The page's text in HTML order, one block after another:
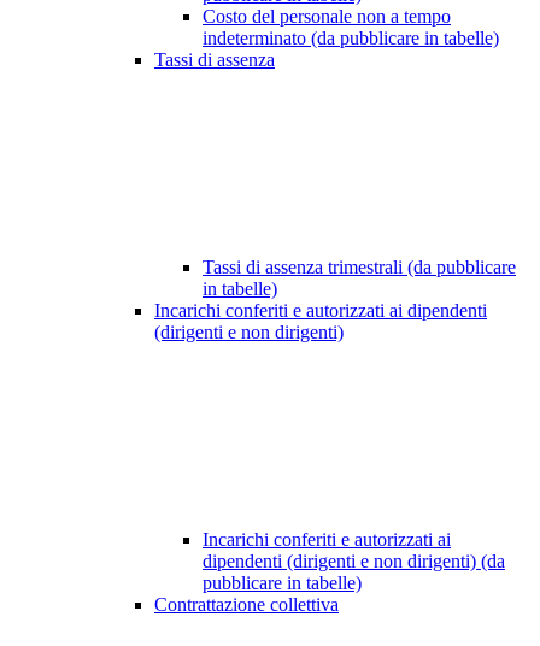
Costo del personale non a tempo
indeterminato (da pubblicare in tabelle)
Tassi di assenza
Tassi di assenza trimestrali (da pubblicare
in tabelle)
Incarichi conferiti e autorizzati ai dipendenti
(dirigenti e non dirigenti)
Incarichi conferiti e autorizzati ai
dipendenti (dirigenti e non dirigenti) (da
pubblicare in tabelle)
Contrattazione collettiva